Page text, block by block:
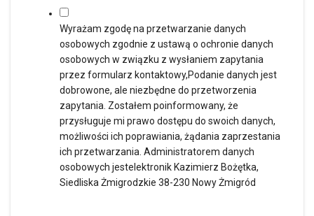
Wyrażam zgodę na przetwarzanie danych
osobowych zgodnie z ustawą o ochronie danych
osobowych w związku z wysłaniem zapytania
przez formularz kontaktowy,Podanie danych jest
dobrowone, ale niezbędne do przetworzenia
zapytania. Zostałem poinformowany, że
przysługuje mi prawo dostępu do swoich danych,
możliwości ich poprawiania, żądania zaprzestania
ich przetwarzania. Administratorem danych
osobowych jestelektronik Kazimierz Bożętka,
Siedliska Żmigrodzkie 38-230 Nowy Żmigród